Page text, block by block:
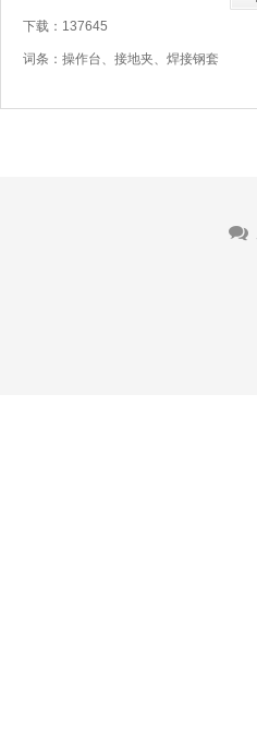
下载：137645
词条：操作台、接地夹、焊接钢套